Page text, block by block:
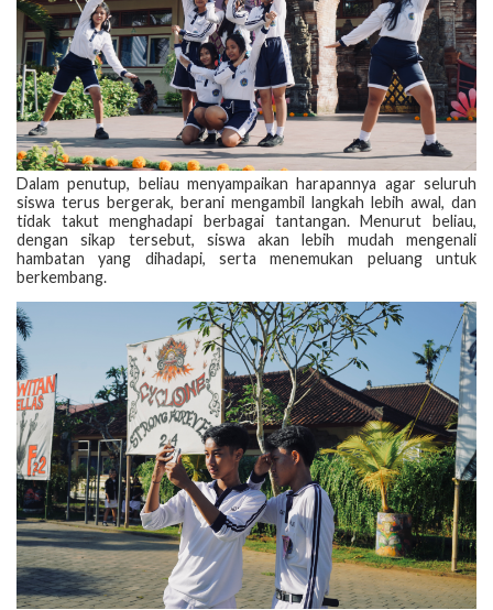
Dalam penutup, beliau menyampaikan harapannya agar seluruh
siswa terus bergerak, berani mengambil langkah lebih awal, dan
tidak takut menghadapi berbagai tantangan. Menurut beliau,
dengan sikap tersebut, siswa akan lebih mudah mengenali
hambatan yang dihadapi, serta menemukan peluang untuk
berkembang.